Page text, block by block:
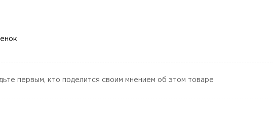
первым, кто поделится своим мнением об этом товаре